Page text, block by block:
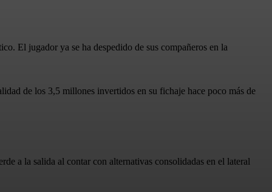
El jugador ya se ha despedido de sus compañeros en la
de los 3,5 millones invertidos en su fichaje hace poco más de
a la salida al contar con alternativas consolidadas en el lateral